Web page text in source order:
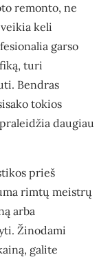
remonto, ne
keli
garso
turi
Bendras
tokios
daugiau
prieš
rimtų meistrų
arba
Žinodami
galite